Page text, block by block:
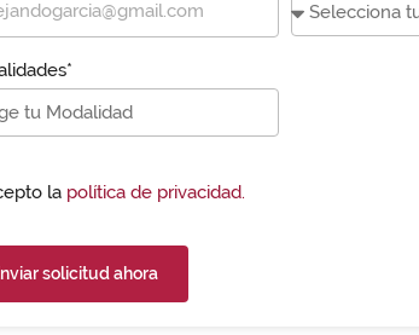
la política de privacidad.
solicitud ahora